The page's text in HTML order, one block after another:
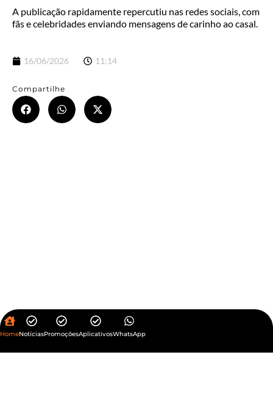
A publicação rapidamente repercutiu nas redes sociais, com
fãs e celebridades enviando mensagens de carinho ao casal.
16/06/2026 11:14
Compartilhe
HomeNotíciasPromoçõesAplicativosWhatsApp